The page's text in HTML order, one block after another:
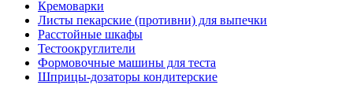
Кремоварки
Листы пекарские (противни) для выпечки
Расстойные шкафы
Тестоокруглители
Формовочные машины для теста
Шприцы-дозаторы кондитерские